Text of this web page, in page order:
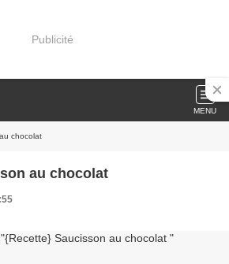
Publicité
MENU
chocolat
au chocolat